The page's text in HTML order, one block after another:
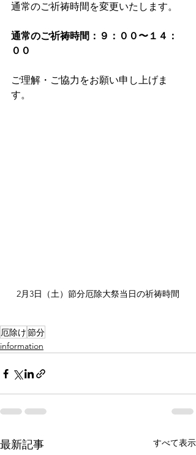
通常のご祈祷時間を変更いたします。
通常のご祈祷時間：９：００〜１４：
００
ご理解・ご協力をお願い申し上げま
す。
2月3日（土）節分厄除大祭当日の祈祷時間
厄除け節分
information
最新記事 すべて表示